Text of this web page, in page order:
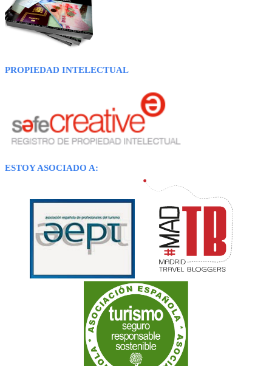
PROPIEDAD INTELECTUAL
ESTOY ASOCIADO A: